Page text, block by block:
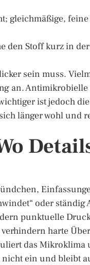
gleichmäßige,
den Stoff kurz in
sein muss.
an.
ist jedoch
länger wohl und
oder ständig
punktuelle
harte
das
ein und bleibt